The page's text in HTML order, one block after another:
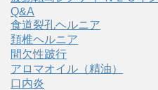
Q&A
食道裂孔ヘルニア
頚椎ヘルニア
間欠性跛行
アロマオイル（精油）
口内炎